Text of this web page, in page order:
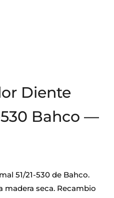
Diente
530 Bahco —
51/21-530 de Bahco.
madera seca. Recambio